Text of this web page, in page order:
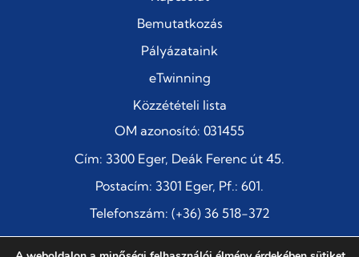
Bemutatkozás
Pályázataink
eTwinning
Közzétételi lista
OM azonosító: 031455
Cím: 3300 Eger, Deák Ferenc út 45.
Postacím: 3301 Eger, Pf.: 601.
Telefonszám: (+36) 36 518-372
E-mail:titkarsag@szentimre-eger.edu.hu